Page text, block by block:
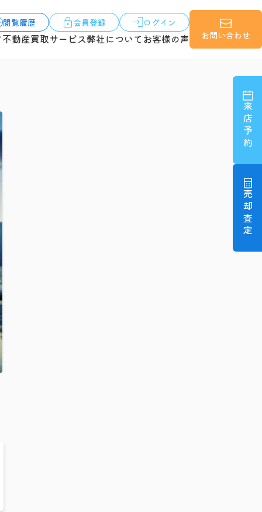
閲覧履歴 会員登録 ログイン
不動産買取サービス弊社について お客様の声 お問い合わせ
来店予約
売却査定